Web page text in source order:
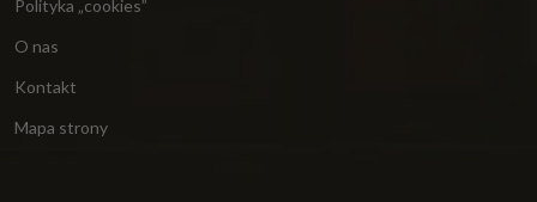
Polityka „cookies”
O nas
Kontakt
Mapa strony